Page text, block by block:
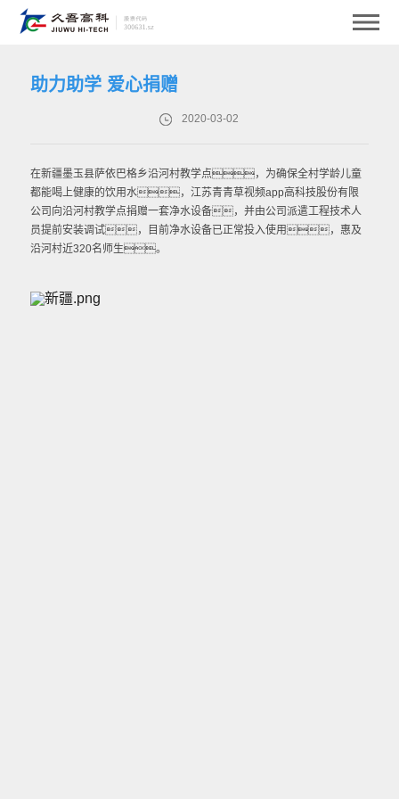
助力助学 爱心捐赠
2020-03-02
在新疆墨玉县萨依巴格乡沿河村教学点，为确保全村学龄儿童
都能喝上健康的饮用水，江苏青青草视频app高科技股份有限
公司向沿河村教学点捐赠一套净水设备，并由公司派遣工程技术人
员提前安装调试，目前净水设备已正常投入使用，惠及
沿河 村近320名师生。